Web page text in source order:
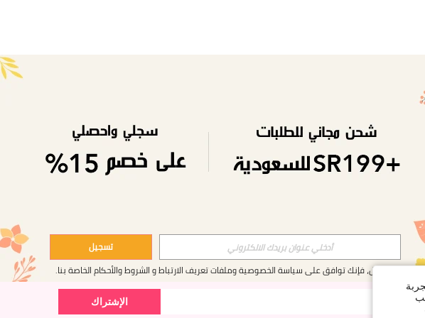
إن لتصلك أخبار الموضة
الإشتراك
تسجيل
بالتسجيل، فإنك توافق علىسياسة الخصوصية وملفات تعريف الارتباطوالشروط والأحكامالخاصة بنا.